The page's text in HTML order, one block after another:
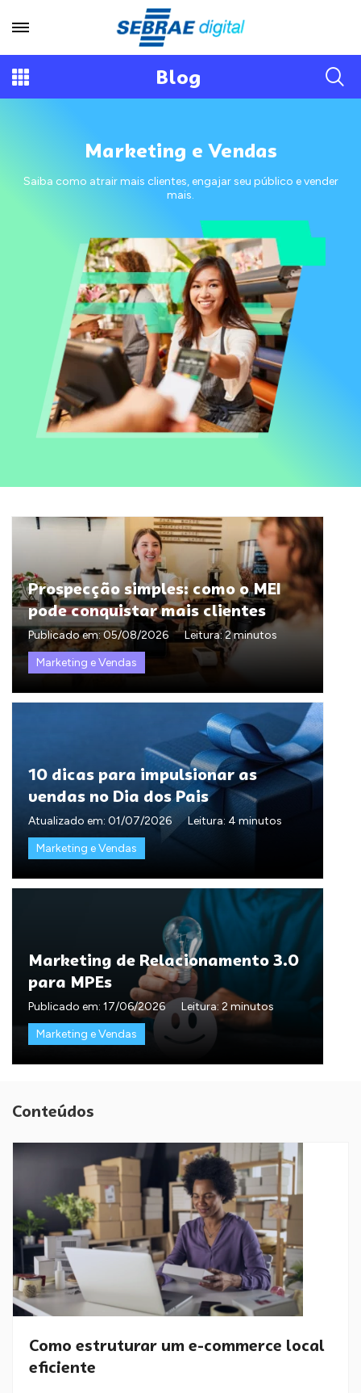
Blog
Marketing e Vendas
Saiba como atrair mais clientes, engajar seu público e vender
mais.
Prospecção simples: como o MEI
pode conquistar mais clientes
Publicado em:05/08/2026
Leitura: 2 minutos
Marketing e Vendas
10 dicas para impulsionar as
vendas no Dia dos Pais
Atualizado em: 01/07/2026
Leitura: 4 minutos
Marketing e Vendas
Marketing de Relacionamento 3.0
para MPEs
Publicado em: 17/06/2026
Leitura: 2 minutos
Marketing e Vendas
Conteúdos
Como estruturar um e-commerce local
eficiente